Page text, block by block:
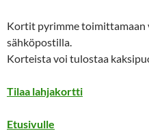
Kortit pyrimme toimittamaan
sähköpostilla.
Korteista voi tulostaa
Tilaa lahjakortti
Etusivulle